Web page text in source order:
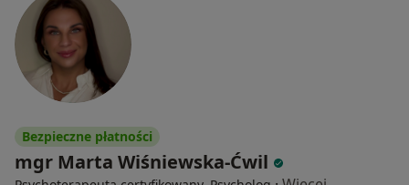
Bezpieczne płatności
mgr Marta Wiśniewska-Ćwil